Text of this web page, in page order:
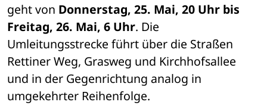
geht von Donnerstag, 25. Mai, 20 Uhr bis
Freitag, 26. Mai, 6 Uhr. Die
Umleitungsstrecke führt über die Straßen
Rettiner Weg, Grasweg und Kirchhofsallee
und in der Gegenrichtung analog in
umgekehrter Reihenfolge.